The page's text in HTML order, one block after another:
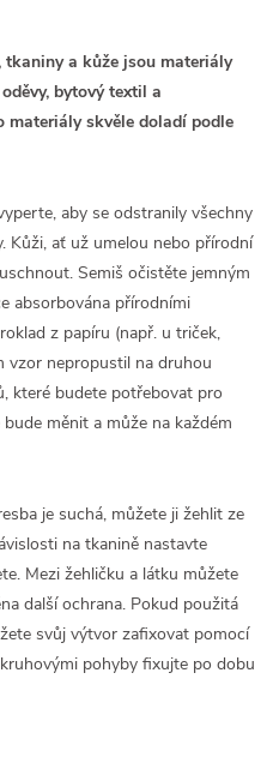
a kůže jsou materiály
bytový textil a
materiály skvěle doladí podle
aby se odstranily všechny
Kůži, ať už umelou nebo přírodní
Semiš očistěte jemným
absorbována přírodními
z papíru (např. u triček,
vzor nepropustil na druhou
které budete potřebovat pro
měnit a může na každém
je suchá, můžete ji žehlit ze
na tkanině nastavte
Mezi žehličku a látku můžete
další ochrana. Pokud použitá
svůj výtvor zafixovat pomocí
pohyby fixujte po dobu